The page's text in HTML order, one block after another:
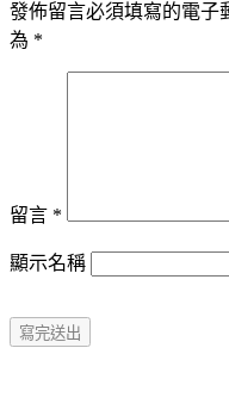
發佈留言必須填寫的電子
為 *
留言 *
顯示名稱